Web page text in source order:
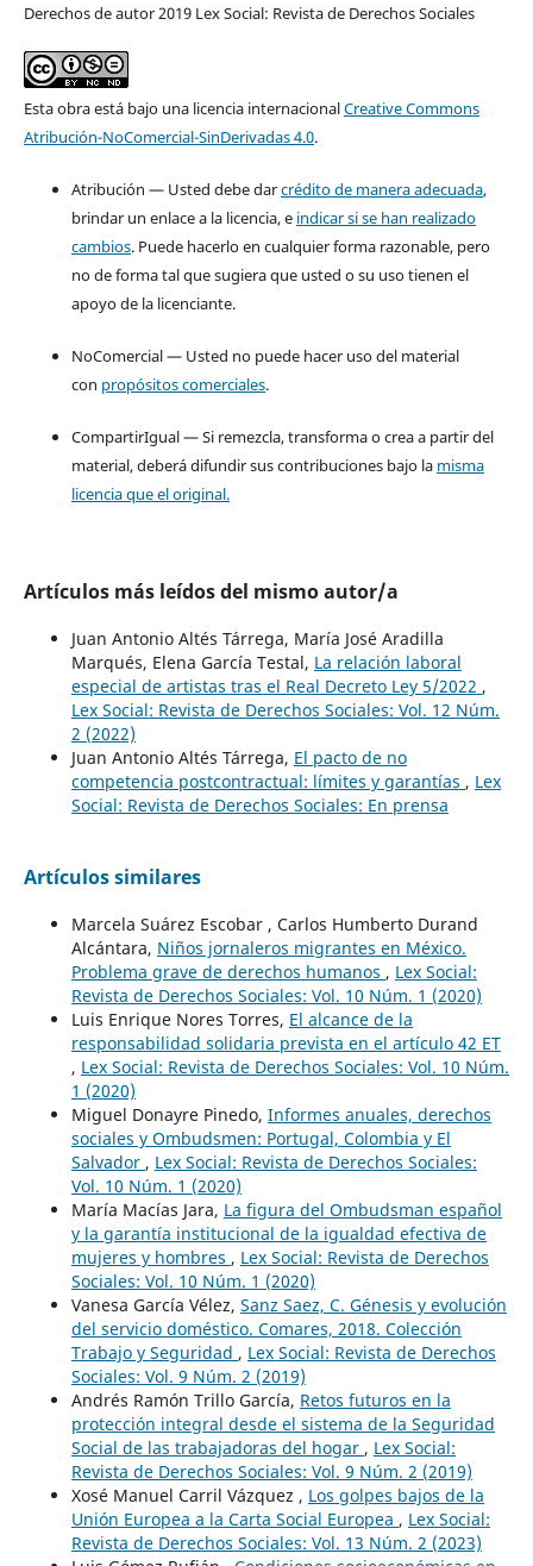
Derechos de autor 2019 Lex Social: Revista de Derechos Sociales
Esta obra está bajo una licencia internacionalCreative Commons
Atribución-NoComercial-SinDerivadas 4.0.
Atribución — Usted debe darcrédito de manera adecuada,
brindar un enlace a la licencia, e indicar si se han realizado
cambios. Puede hacerlo en cualquier forma razonable, pero
no de forma tal que sugiera que usted o su uso tienen el
apoyo de la licenciante.
NoComercial — Usted no puede hacer uso del material
con propósitos comerciales.
CompartirIgual — Si remezcla, transforma o crea a partir del
material, deberá difundir sus contribuciones bajo la misma
licencia que el original.
Artículos más leídos del mismo autor/a
Juan Antonio Altés Tárrega, María José Aradilla
Marqués, Elena García Testal, La relación laboral
especial de artistas tras el Real Decreto Ley 5/2022 ,
Lex Social: Revista de Derechos Sociales: Vol. 12 Núm.
2 (2022)
Juan Antonio Altés Tárrega, El pacto de no
competencia postcontractual: límites y garantías , Lex
Social: Revista de Derechos Sociales: En prensa
Artículos similares
Marcela Suárez Escobar , Carlos Humberto Durand
Alcántara, Niños jornaleros migrantes en México.
Problema grave de derechos humanos , Lex Social:
Revista de Derechos Sociales: Vol. 10 Núm. 1 (2020)
Luis Enrique Nores Torres, El alcance de la
responsabilidad solidaria prevista en el artículo 42 ET
, Lex Social: Revista de Derechos Sociales: Vol. 10 Núm.
1 (2020)
Miguel Donayre Pinedo, Informes anuales, derechos
sociales y Ombudsmen: Portugal, Colombia y El
Salvador , Lex Social: Revista de Derechos Sociales:
Vol. 10 Núm. 1 (2020)
María Macías Jara, La figura del Ombudsman español
y la garantía institucional de la igualdad efectiva de
mujeres y hombres , Lex Social: Revista de Derechos
Sociales: Vol. 10 Núm. 1 (2020)
Vanesa García Vélez, Sanz Saez, C. Génesis y evolución
del servicio doméstico. Comares, 2018. Colección
Trabajo y Seguridad , Lex Social: Revista de Derechos
Sociales: Vol. 9 Núm. 2 (2019)
Andrés Ramón Trillo García, Retos futuros en la
protección integral desde el sistema de la Seguridad
Social de las trabajadoras del hogar , Lex Social:
Revista de Derechos Sociales: Vol. 9 Núm. 2 (2019)
Xosé Manuel Carril Vázquez , Los golpes bajos de la
Unión Europea a la Carta Social Europea , Lex Social:
Revista de Derechos Sociales: Vol. 13 Núm. 2 (2023)